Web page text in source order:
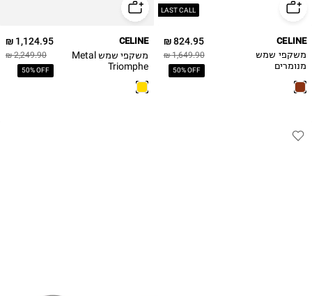
LAST CALL
824.95 ₪
1,649.90 ₪
50% OFF
CELINE
משקפי שמש
מנומרים
1,124.95 ₪
2,249.90 ₪
50% OFF
CELINE
משקפי שמש Metal
Triomphe